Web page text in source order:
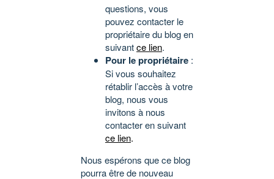
questions, vous
pouvez contacter le
propriétaire du blog en
suivantce lien.
Pour le propriétaire :
Si vous souhaitez
rétablir l’accès à votre
blog, nous vous
invitons à nous
contacter en suivant
ce lien.
Nous espérons que ce blog
pourra être de nouveau